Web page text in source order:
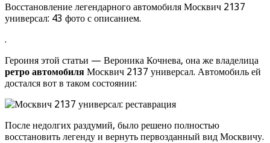
Восстановление легендарного автомобиля Москвич 2137
универсал: 43 фото с описанием.
.
Героиня этой статьи — Вероника Кочнева, она же владелица
ретро автомобиля Москвич 2137 универсал. Автомобиль ей
достался вот в таком состоянии:
После недолгих раздумий, было решено полностью
восстановить легенду и вернуть первозданный вид Москвичу.